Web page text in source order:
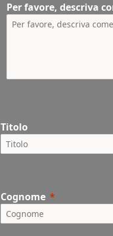
Per favore, descriva
Titolo
Cognome